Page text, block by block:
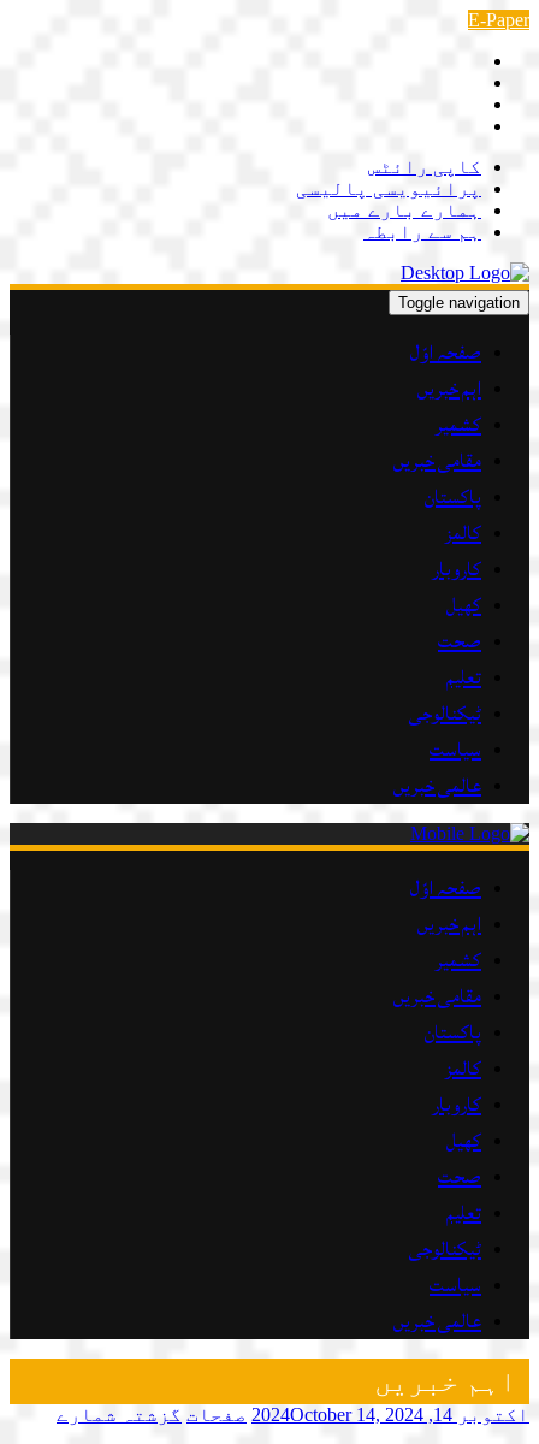
Skip
content
E-Paper
کاپی رائٹس
پرائیویسی پالیسی
ہمارے بارے میں
ہم سے رابطہ
Toggle navigation
صفحہ اوّل
اہم خبریں
کشمیر
مقامی خبریں
پاکستان
کالمز
کاروبار
کھیل
صحت
تعلیم
ٹیکنالوجی
سیاست
عالمی خبریں
صفحہ اوّل
اہم خبریں
کشمیر
مقامی خبریں
پاکستان
کالمز
کاروبار
کھیل
صحت
تعلیم
ٹیکنالوجی
سیاست
عالمی خبریں
اہم خبریں
اکتوبر 14, 2024 October 14, 2024 صفحات گزشتہ شمارے